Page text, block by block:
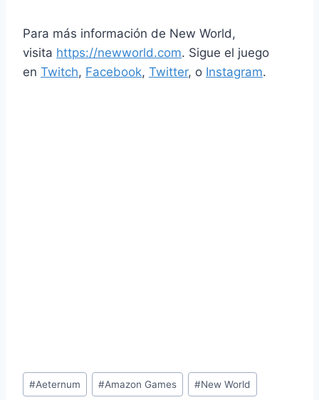
Para más información de New World,
visita https://newworld.com. Sigue el juego
en Twitch, Facebook, Twitter, o Instagram.
Etiquetas
de
#Aeternum #Amazon Games #New World